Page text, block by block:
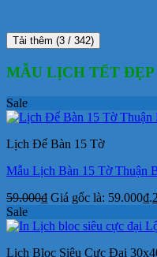
Tải thêm (3 / 342)
MẪU LỊCH TẾT ĐẸP
Sale
Lịch Để Bàn 15 Tờ
Mẫu Lịch Bàn 15 Tờ Thuận
59.000₫ Giá gốc là: 59.000₫.
Sale
Lịch Bloc Siêu Cực Đại